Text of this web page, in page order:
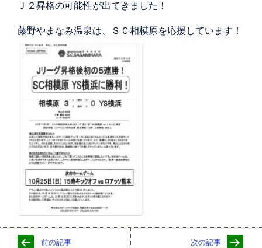
Ｊ２昇格の可能性が出てきました！
藤野やまなみ温泉は、ＳＣ相模原を応援しています！
前の記事 次の記事